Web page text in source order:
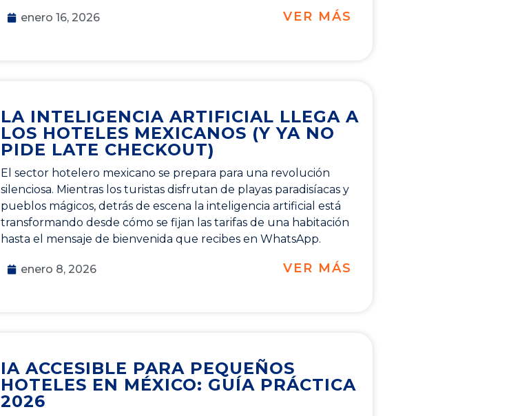
enero 16, 2026 VER MÁS
LA INTELIGENCIA ARTIFICIAL LLEGA A
LOS HOTELES MEXICANOS (Y YA NO
PIDE LATE CHECKOUT)
El sector hotelero mexicano se prepara para una revolución
silenciosa. Mientras los turistas disfrutan de playas paradisíacas y
pueblos mágicos, detrás de escena la inteligencia artificial está
transformando desde cómo se fijan las tarifas de una habitación
hasta el mensaje de bienvenida que recibes en WhatsApp.
enero 8, 2026 VER MÁS
IA ACCESIBLE PARA PEQUEÑOS
HOTELES EN MÉXICO: GUÍA PRÁCTICA
2026